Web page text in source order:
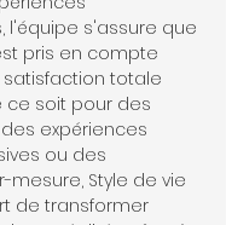
l'équipe s'assure que
pris en compte
totale
ce soit pour des
expériences
ou des
mesure, Style de vie
de transformer